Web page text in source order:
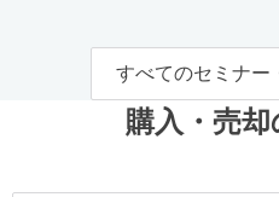
すべてのセミナー
購入・売